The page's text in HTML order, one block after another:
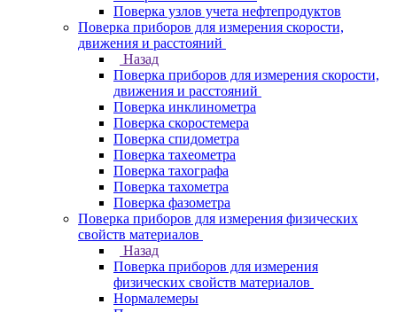
Поверка узлов учета нефтепродуктов
Поверка приборов для измерения скорости,
движения и расстояний
Назад
Поверка приборов для измерения скорости,
движения и расстояний
Поверка инклинометра
Поверка скоростемера
Поверка спидометра
Поверка тахеометра
Поверка тахографа
Поверка тахометра
Поверка фазометра
Поверка приборов для измерения физических
свойств материалов
Назад
Поверка приборов для измерения
физических свойств материалов
Нормалемеры